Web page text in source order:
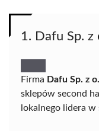
1. Dafu Sp. z
Firma Dafu Sp. z
sklepów second
lokalnego lidera w